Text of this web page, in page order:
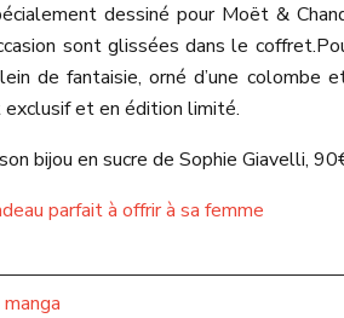
dessiné pour Moët &
sont glissées dans le coffret.
de fantaisie, orné d’une
exclusif et en édition limité.
bijou en sucre de Sophie Giavelli,
parfait à offrir à sa femme